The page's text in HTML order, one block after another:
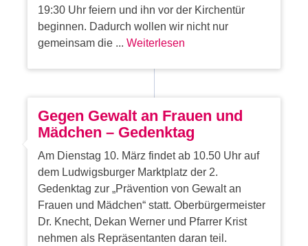
19:30 Uhr feiern und ihn vor der Kirchentür
beginnen. Dadurch wollen wir nicht nur
gemeinsam die ...Weiterlesen
Gegen Gewalt an Frauen und
Mädchen – Gedenktag
Am Dienstag 10. März findet ab 10.50 Uhr auf
dem Ludwigsburger Marktplatz der 2.
Gedenktag zur „Prävention von Gewalt an
Frauen und Mädchen“ statt. Oberbürgermeister
Dr. Knecht, Dekan Werner und Pfarrer Krist
nehmen als Repräsentanten daran teil.